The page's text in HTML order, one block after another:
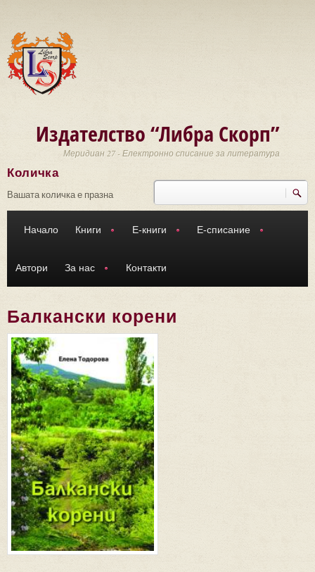
Издателство “Либра Скорп”
Меридиан 27 - Електронно списание за литература
Търси
Количка
Вашата количка е празна
Начало Книги Е-книги Е-списание
Автори За нас Контакти
Балкански корени